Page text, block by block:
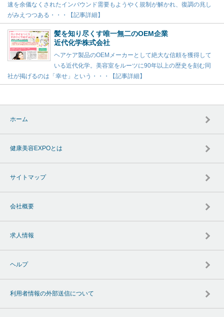
速を余儀なくされたインバウンド需要もようやく規制が解かれ、復調の兆し
がみえつつある・・・【記事詳細】
髪を知り尽くす唯一無二のOEM企業
近代化学株式会社
ヘアケア製品のOEMメーカーとして絶大な信頼を獲得して
いる近代化学。美容室をルーツに90年以上の歴史を刻む同
社が掲げるのは「幸せ」という・・・【記事詳細】
ホーム
健康美容EXPOとは
サイトマップ
会社概要
求人情報
ヘルプ
利用者情報の外部送信について